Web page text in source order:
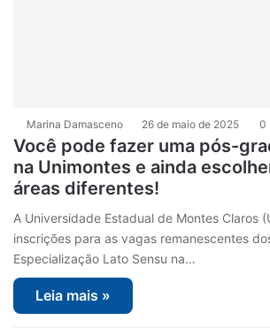
Marina Damasceno 26 de maio de 2025 0
Você pode fazer uma pós-
na Unimontes e ainda
áreas diferentes!
A Universidade Estadual de Montes Claros
inscrições para as vagas remanescentes
Especialização Lato Sensu na…
Leia mais »